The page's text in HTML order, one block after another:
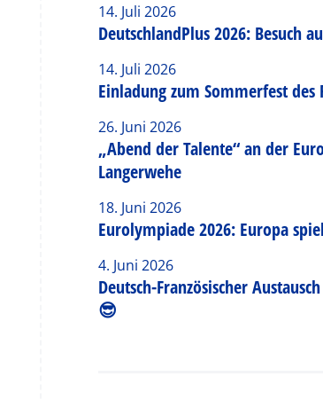
14. Juli 2026
DeutschlandPlus 2026: Besuch
14. Juli 2026
Einladung zum Sommerfest des
26. Juni 2026
„Abend der Talente“ an der
Langerwehe
18. Juni 2026
Eurolympiade 2026: Europa
4. Juni 2026
Deutsch-Französischer
😎